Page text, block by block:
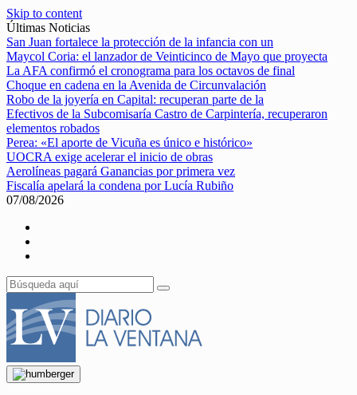
Skip to content
Últimas Noticias
San Juan fortalece la protección de la infancia con un
Maycol Coria: el lanzador de Veinticinco de Mayo que proyecta
La AFA confirmó el cronograma para los octavos de final
Choque en cadena en la Avenida de Circunvalación
Robo de la joyería en Capital: recuperan parte de la
Efectivos de la Subcomisaría Castro de Carpintería, recuperaron
elementos robados
Perea: «El aporte de Vicuña es único e histórico»
UOCRA exige acelerar el inicio de obras
Aerolíneas pagará Ganancias por primera vez
Fiscalía apelará la condena por Lucía Rubiño
07/08/2026